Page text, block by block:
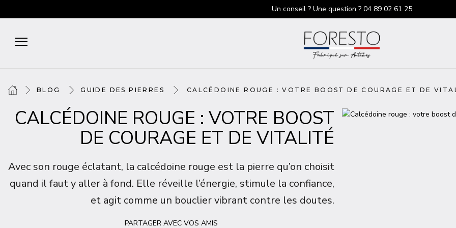
Un conseil ? Une question ? 04 89 02 61 25
BLOG GUIDE DES PIERRES CALCÉDOINE ROUGE : VOTRE BOOST DE COURAGE ET DE
CALCÉDOINE ROUGE : VOTRE BOOST
DE COURAGE ET DE VITALITÉ
Avec son rouge éclatant, la calcédoine rouge est la pierre qu’on choisit
quand il faut y aller à fond. Elle réveille l’énergie, stimule la confiance,
et agit comme un bouclier vibrant contre les doutes.
PARTAGER AVEC VOS AMIS